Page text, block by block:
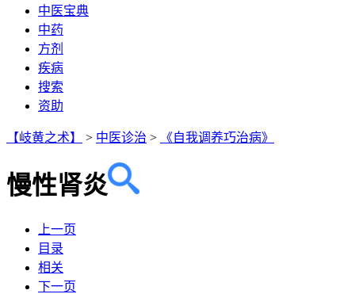
中医宝典
中药
方剂
疾病
搜索
资助
【岐黄之术】 > 中医诊治 > 《自我调养巧治病》
慢性肾炎
上一页
目录
相关
下一页